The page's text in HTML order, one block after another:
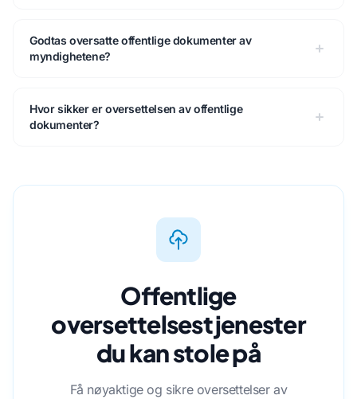
Godtas oversatte offentlige dokumenter av
myndighetene?
Hvor sikker er oversettelsen av offentlige
dokumenter?
Offentlige
oversettelsestjenester
du kan stole på
Få nøyaktige og sikre oversettelser av